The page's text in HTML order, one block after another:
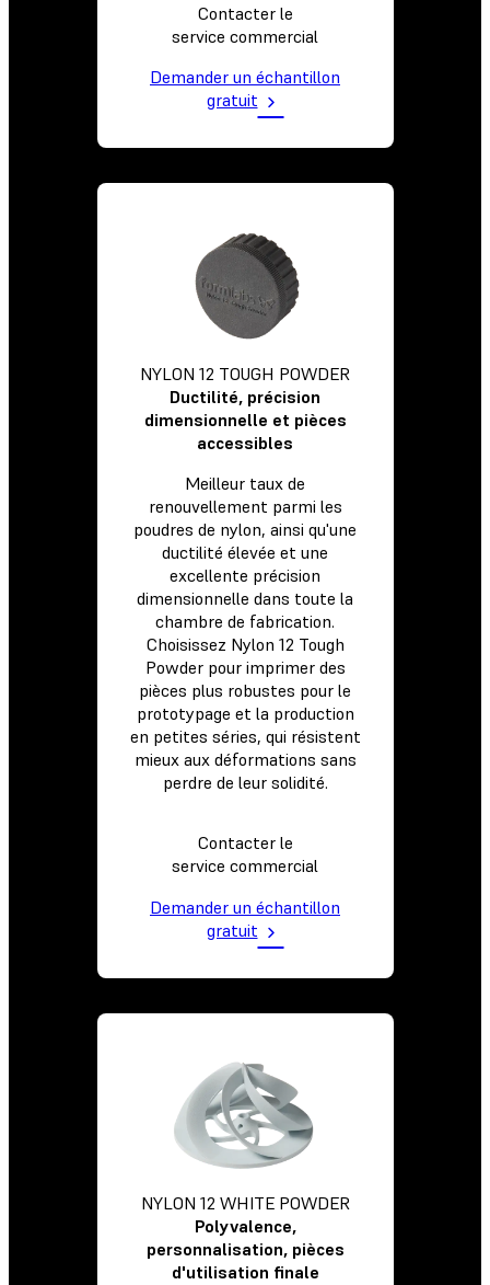
Contacter le
service commercial
Demander un échantillon
gratuit
NYLON 12 TOUGH POWDER
Ductilité, précision
dimensionnelle et pièces
accessibles
Meilleur taux de
renouvellement parmi les
poudres de nylon, ainsi qu'une
ductilité élevée et une
excellente précision
dimensionnelle dans toute la
chambre de fabrication.
Choisissez Nylon 12 Tough
Powder pour imprimer des
pièces plus robustes pour le
prototypage et la production
en petites séries, qui résistent
mieux aux déformations sans
perdre de leur solidité.
Contacter le
service commercial
Demander un échantillon
gratuit
NYLON 12 WHITE POWDER
Polyvalence,
personnalisation, pièces
d'utilisation finale